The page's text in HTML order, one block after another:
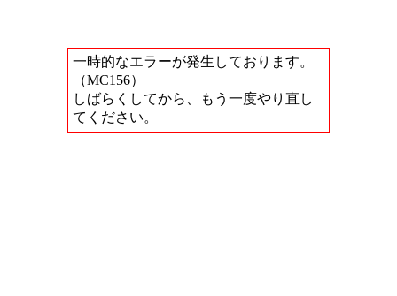
一時的なエラーが発生しております。
（MC156）
しばらくしてから、もう一度やり直し
てください。